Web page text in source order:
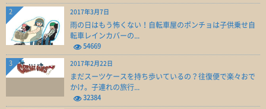
2017年3月7日
雨の日はもう怖くない！自転車屋のポンチョは子供乗せ自
転車レインカバーの...
54669
2
2017年2月22日
まだスーツケースを持ち歩いているの？往復便で楽々おで
かけ。子連れの旅行...
32384
3